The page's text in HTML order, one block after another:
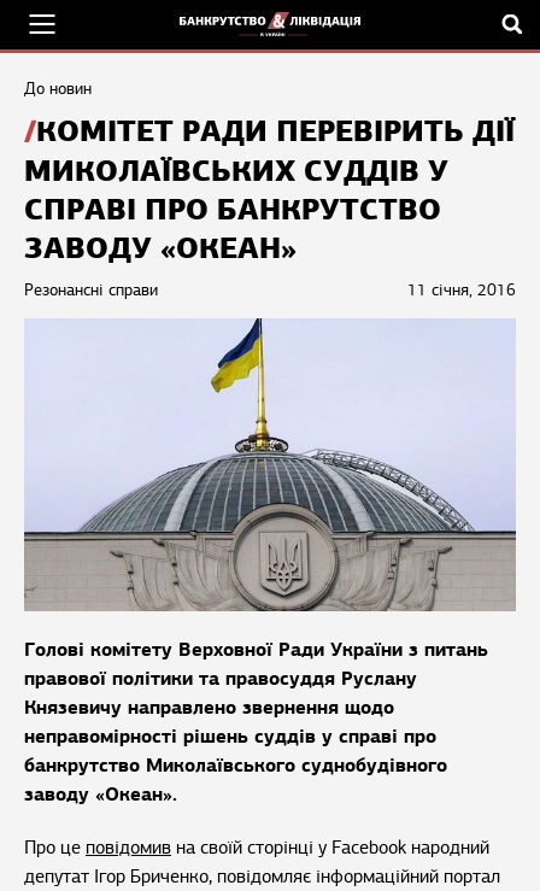
До новин
КОМІТЕТ РАДИ ПЕРЕВІРИТЬ ДІЇ
МИКОЛАЇВСЬКИХ СУДДІВ У
СПРАВІ ПРО БАНКРУТСТВО
ЗАВОДУ «ОКЕАН»
11 січня, 2016
Резонансні справи
Голові комітету Верховної Ради України з питань
правової політики та правосуддя Руслану
Князевичу направлено звернення щодо
неправомірності рішень суддів у справі про
банкрутство Миколаївського суднобудівного
заводу «Океан».
Про це повідомив на своїй сторінці у Facebook народний
депутат Ігор Бриченко, повідомляє інформаційний портал